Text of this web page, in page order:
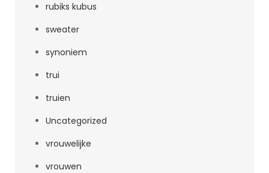
rubiks kubus
sweater
synoniem
trui
truien
Uncategorized
vrouwelijke
vrouwen